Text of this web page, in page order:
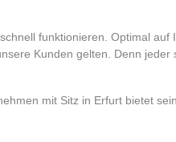
funktionieren. Optimal
Kunden gelten. Denn
mit Sitz in Erfurt bietet